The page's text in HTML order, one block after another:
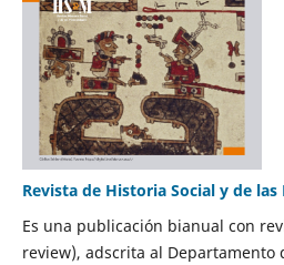
Revista de Historia Social y de
Es una publicación bianual con
review), adscrita al Departamento